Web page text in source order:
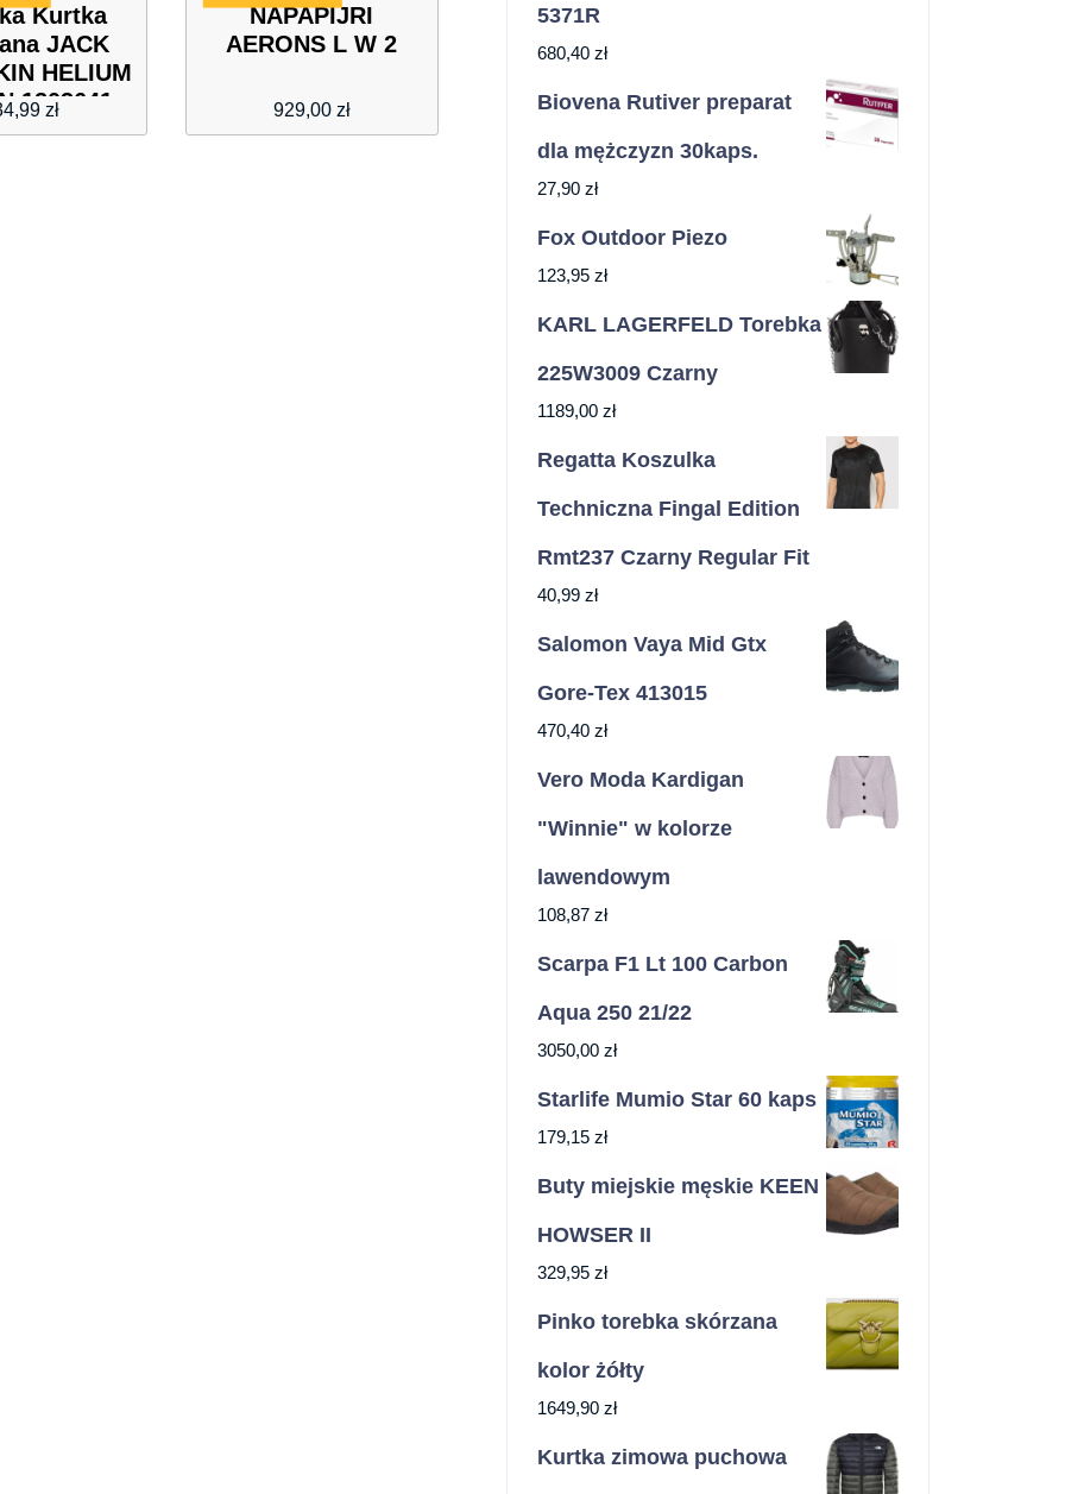
Kurtka
JACK
HELIUM
1203641-
zł
NAPAPIJRI
AERONS L W 2
929,00 zł
5371R
680,40 zł
Biovena Rutiver preparat
dla mężczyzn 30kaps.
27,90 zł
Fox Outdoor Piezo
123,95 zł
KARL LAGERFELD Torebka
225W3009 Czarny
1189,00 zł
Regatta Koszulka
Techniczna Fingal Edition
Rmt237 Czarny Regular Fit
40,99 zł
Salomon Vaya Mid Gtx
Gore-Tex 413015
470,40 zł
Vero Moda Kardigan
"Winnie" w kolorze
lawendowym
108,87 zł
Scarpa F1 Lt 100 Carbon
Aqua 250 21/22
3050,00 zł
Starlife Mumio Star 60 kaps
179,15 zł
Buty miejskie męskie KEEN
HOWSER II
329,95 zł
Pinko torebka skórzana
kolor żółty
1649,90 zł
Kurtka zimowa puchowa